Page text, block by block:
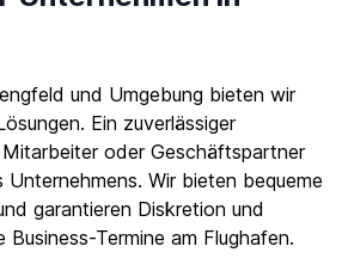
und Umgebung bieten wir
Ein zuverlässiger
oder Geschäftspartner
Wir bieten bequeme
garantieren Diskretion und
Termine am Flughafen.